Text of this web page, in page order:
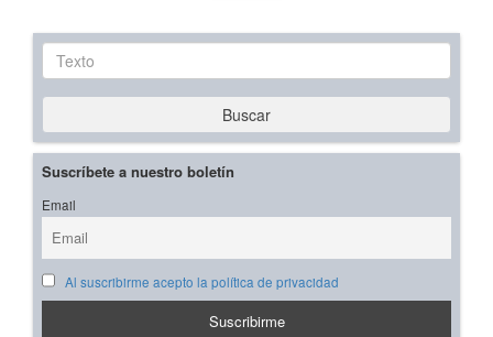
Texto
Buscar
Suscríbete a nuestro boletín
Email
Al suscribirme acepto la política de privacidad